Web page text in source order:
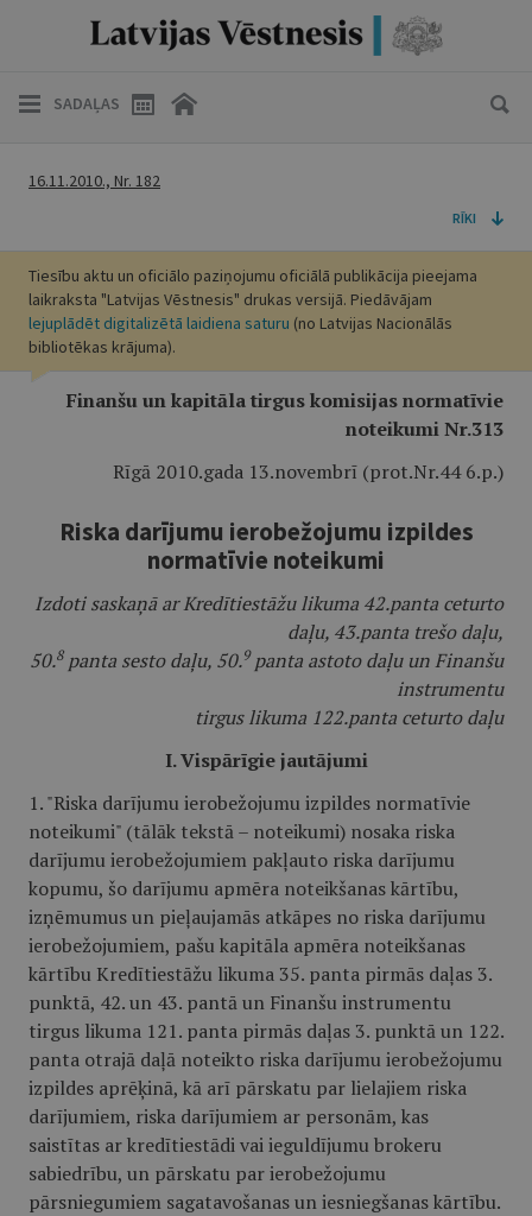
SADAĻAS
16.11.2010., Nr. 182
RĪKI
Tiesību aktu un oficiālo paziņojumu oficiālā publikācija pieejama
laikraksta "Latvijas Vēstnesis" drukas versijā. Piedāvājam
lejuplādēt digitalizētā laidiena saturu (no Latvijas Nacionālās
bibliotēkas krājuma).
Finanšu un kapitāla tirgus komisijas normatīvie
noteikumi Nr.313
Rīgā 2010.gada 13.novembrī (prot.Nr.44 6.p.)
Riska darījumu ierobežojumu izpildes
normatīvie noteikumi
Izdoti saskaņā ar Kredītiestāžu likuma 42.panta ceturto
daļu, 43.panta trešo daļu,
50.8panta sesto daļu, 50.9panta astoto daļu un Finanšu
instrumentu
tirgus likuma 122.panta ceturto daļu
I. Vispārīgie jautājumi
1. "Riska darījumu ierobežojumu izpildes normatīvie
noteikumi" (tālāk tekstā – noteikumi) nosaka riska
darījumu ierobežojumiem pakļauto riska darījumu
kopumu, šo darījumu apmēra noteikšanas kārtību,
izņēmumus un pieļaujamās atkāpes no riska darījumu
ierobežojumiem, pašu kapitāla apmēra noteikšanas
kārtību Kredītiestāžu likuma 35. panta pirmās daļas 3.
punktā, 42. un 43. pantā un Finanšu instrumentu
tirgus likuma 121. panta pirmās daļas 3. punktā un 122.
panta otrajā daļā noteikto riska darījumu ierobežojumu
izpildes aprēķinā, kā arī pārskatu par lielajiem riska
darījumiem, riska darījumiem ar personām, kas
saistītas ar kredītiestādi vai ieguldījumu brokeru
sabiedrību, un pārskatu par ierobežojumu
pārsniegumiem sagatavošanas un iesniegšanas kārtību.